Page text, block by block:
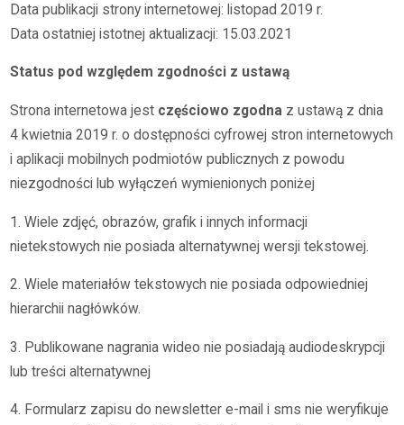
Data publikacji strony internetowej: listopad 2019 r.
Data ostatniej istotnej aktualizacji: 15.03.2021
Status pod względem zgodności z ustawą
Strona internetowa jest częściowo zgodna z ustawą z dnia
4 kwietnia 2019 r. o dostępności cyfrowej stron internetowych
i aplikacji mobilnych podmiotów publicznych z powodu
niezgodności lub wyłączeń wymienionych poniżej
1. Wiele zdjęć, obrazów, grafik i innych informacji
nietekstowych nie posiada alternatywnej wersji tekstowej.
2. Wiele materiałów tekstowych nie posiada odpowiedniej
hierarchii nagłówków.
3. Publikowane nagrania wideo nie posiadają audiodeskrypcji
lub treści alternatywnej
4. Formularz zapisu do newsletter e-mail i sms nie weryfikuje